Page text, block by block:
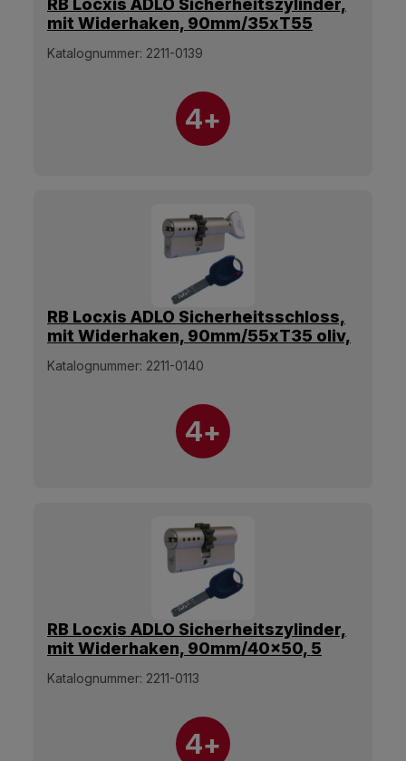
RB Locxis ADLO Sicherheitszylinder,
mit Widerhaken, 90mm/35xT55
Katalognummer: 2211-0139
4+
RB Locxis ADLO Sicherheitsschloss,
mit Widerhaken, 90mm/55xT35 oliv,
Katalognummer: 2211-0140
4+
RB Locxis ADLO Sicherheitszylinder,
mit Widerhaken, 90mm/40x50, 5
Katalognummer: 2211-0113
4+